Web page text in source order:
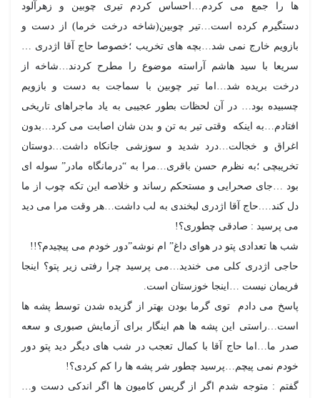
ها را جمع می کردم…احساس کردم تیری چوبین و زهرآلود
دستگیرم کرده است…تیر چوبین(شاخه درخت خرما) از دست و
بازویم خارج نمی شد…بچه های تخریب ؛خصوصا حاج آقا اژدری …
سریعا با سید هاشم آراسته موضوع را مطرح کردند…شاخه از
درخت بریده شد…اما تیر چوبین با سماجت به دست و بازویم
چسبیده بود… در آن لحظات بطور عجیبی به یاد ماجراهای تاریخی
افتادم…به اینکه وقتی تیر به تن و بدن شان اصابت می کرد…بدون
اغراق و خجالت…درد شدید و سوزشی جانکاه داشت…دوستان
تخریبچی ؛به نظرم حسن باقری…مرا به “درمانگاه مادر” سوله ای
بود …جای صحرایی و مستحکم رساند و خلاصه این تکه چوب از ما
دل کند….حاج آقا اژدری لبخندی به لب داشت…هر وقت مرا می دید
می پرسید : صادقی چطوری؟!
شب ها تعدادی پتو در هوای داغ” ام نوشه”دور خودم می پیچیدم؟!!
حاجی اژدری کلی می خندید…می پرسید چرا رفتی زیر پتو؟ اینجا
فریمان نیست …اینجا خوزستان است.
پاسخ می دادم توی گرما بودن بهتر از گزیده شدن توسط پشه ها
است…راستی این پشه ها هم اینگار برای آزمایش صبوری و سعه
صدر ما…اما حاج آقا با کمال تعجب در شب های دیگر دید پتو دور
خودم نمی پیچم…پرسید چطور شر پشه ها را کم کردی؟!
گفتم : متوجه شدم اگر از گریس کامیون ها اگر اندکی دست و…